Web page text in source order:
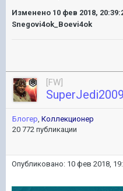
Изменено 10 фев 2018,
Snegovi4ok_Boevi4ok
[FW]
SuperJedi2009
Блогер, Коллекционер
20 772 публикации
Опубликовано: 10 фев 2018,